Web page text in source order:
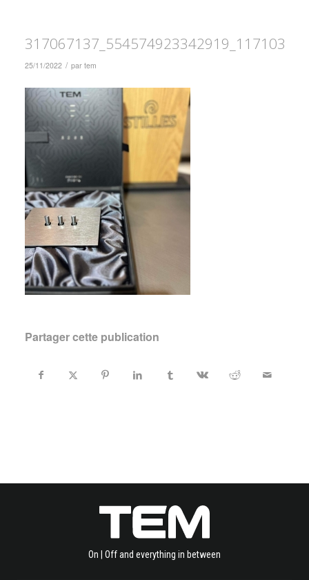
25/11/2022 / par tem
Partager cette publication
On | Off and everything in between